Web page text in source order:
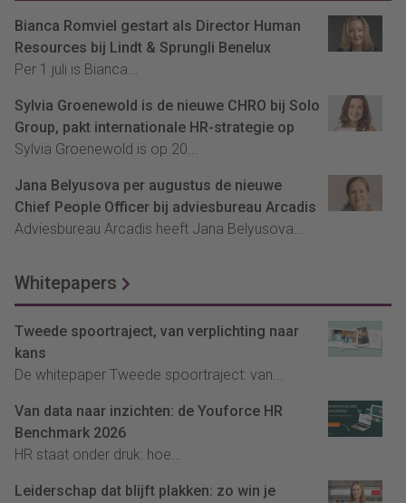
Bianca Romviel gestart als Director Human
Resources bij Lindt & Sprungli Benelux
Per 1 juli is Bianca...
Sylvia Groenewold is de nieuwe CHRO bij Solo
Group, pakt internationale HR-strategie op
Sylvia Groenewold is op 20...
Jana Belyusova per augustus de nieuwe
Chief People Officer bij adviesbureau Arcadis
Adviesbureau Arcadis heeft Jana Belyusova...
Whitepapers
Tweede spoortraject, van verplichting naar
kans
De whitepaper Tweede spoortraject: van...
Van data naar inzichten: de Youforce HR
Benchmark 2026
HR staat onder druk: hoe...
Leiderschap dat blijft plakken: zo win je